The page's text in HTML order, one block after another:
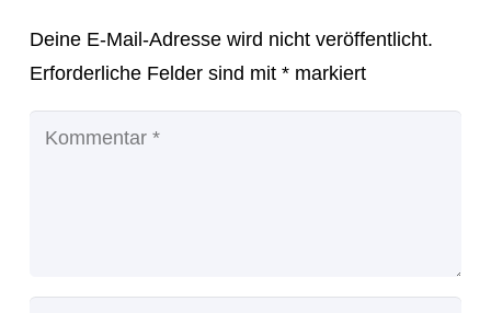
Deine E-Mail-Adresse wird nicht veröffentlicht.
Erforderliche Felder sind mit * markiert